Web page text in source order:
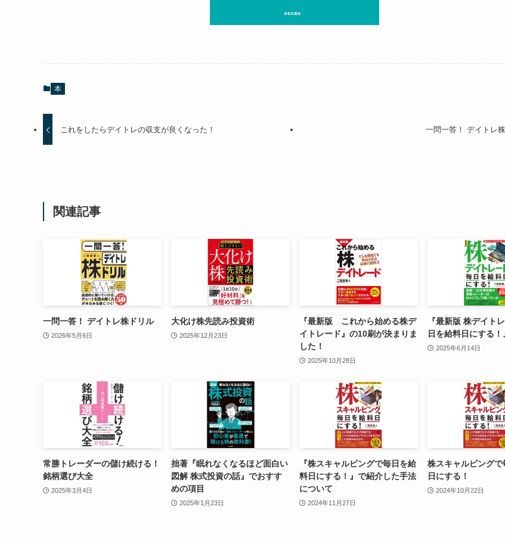
本
これをしたらデイトレの収支が良くなった！ 一問一答！ デイトレ
関連記事
一問一答！ デイトレ株ドリル
2026年5月6日
大化け株先読み投資術
2025年12月23日
『最新版 これから始める株デ
イトレード』の10刷が決まりま
した！
2025年10月28日
『最新版 株デイト
日を給料日にする！
2025年6月14日
常勝トレーダーの儲け続ける！
銘柄選び大全
2025年3月4日
拙著『眠れなくなるほど面白い
図解 株式投資の話』でおすす
めの項目
2025年1月23日
『株スキャルピングで毎日を給
料日にする！』で紹介した手法
について
2024年11月27日
株スキャルピングで
日にする！
2024年10月22日